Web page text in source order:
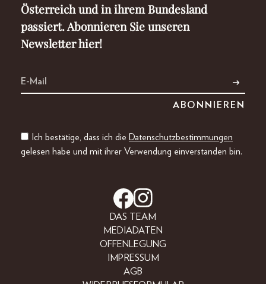
Österreich und in ihrem Bundesland
passiert. Abonnieren Sie unseren
Newsletter hier!
Ich bestätige, dass ich die Datenschutzbestimmungen
gelesen habe und mit ihrer Verwendung einverstanden bin.
DAS TEAM
MEDIADATEN
OFFENLEGUNG
IMPRESSUM
AGB